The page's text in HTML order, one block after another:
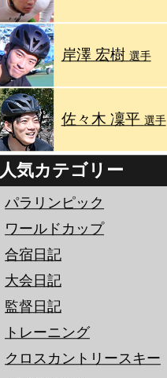
岸澤 宏樹 選手
佐々木 凜平 選手
人気カテゴリー
パラリンピック
ワールドカップ
合宿日記
大会日記
監督日記
トレーニング
クロスカントリースキー